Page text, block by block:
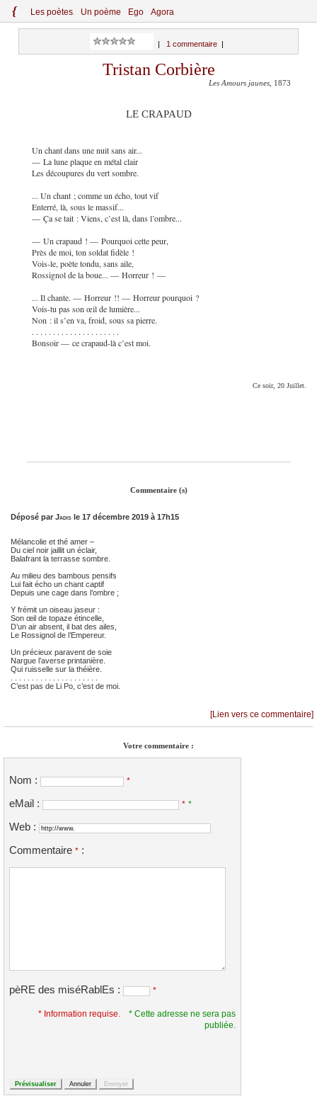
{ Les poètes Un poème Ego Agora
1 commentaire|
Tristan Corbière
Les Amours jaunes , 1873
LE CRAPAUD
Un chant dans une nuit sans air...
— La lune plaque en métal clair
Les découpures du vert sombre.
... Un chant ; comme un écho, tout vif
Enterré, là, sous le massif...
— Ça se tait : Viens, c’est là, dans l’ombre...
— Un crapaud ! — Pourquoi cette peur,
Près de moi, ton soldat fidèle !
Vois-le, poète tondu, sans aile,
Rossignol de la boue... — Horreur ! —
... Il chante. — Horreur !! — Horreur pourquoi ?
Vois-tu pas son œil de lumière...
Non : il s’en va, froid, sous sa pierre.
. . . . . . . . . . . . . . . . . . . . .
Bonsoir — ce crapaud-là c’est moi.
Ce soir, 20 Juillet.
Commentaire (s)
Déposé par Jadis le 17 décembre 2019 à 17h15
Mélancolie et thé amer –
Du ciel noir jaillit un éclair,
Balafrant la terrasse sombre.
Au milieu des bambous pensifs
Lui fait écho un chant captif
Depuis une cage dans l’ombre ;
Y frémit un oiseau jaseur :
Son œil de topaze étincelle,
D’un air absent, il bat des ailes,
Le Rossignol de l’Empereur.
Un précieux paravent de soie
Nargue l’averse printanière.
Qui ruisselle sur la théière.
C’est pas de Li Po, c’est de moi.
[Lien vers ce commentaire]
Votre commentaire :
Nom : *
eMail : * *
Web :
Commentaire * :
pèRE des miséRablEs : *
* Information requise.
* Cette adresse ne sera pas
publiée.